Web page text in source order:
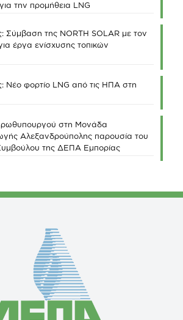
την προμήθεια LNG
Σύμβαση της NORTH SOLAR με τον
έργα ενίσχυσης τοπικών
Νέο φορτίο LNG από τις ΗΠΑ στη
στη Μονάδα
Αλεξανδρούπολης παρουσία του
της ΔΕΠΑ Εμπορίας